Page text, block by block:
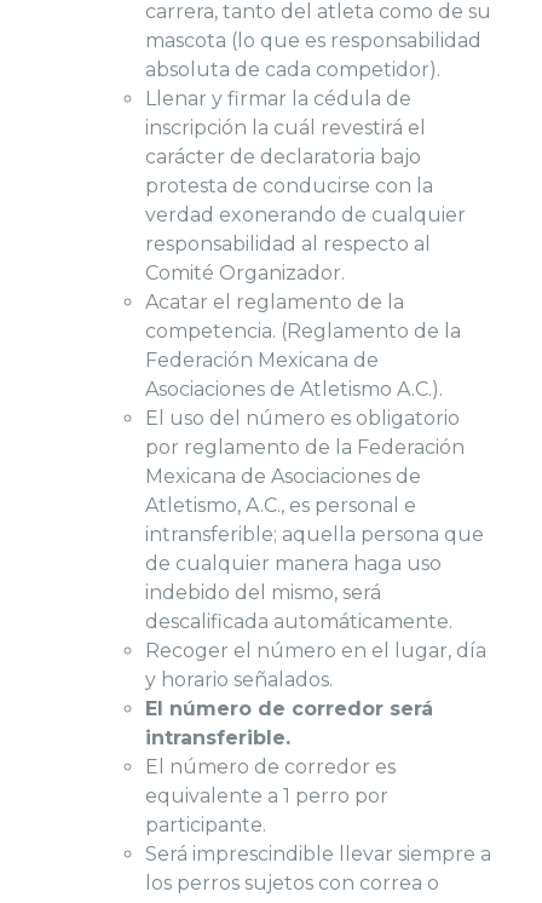
carrera, tanto del atleta como de su
mascota (lo que es responsabilidad
absoluta de cada competidor).
Llenar y firmar la cédula de
inscripción la cuál revestirá el
carácter de declaratoria bajo
protesta de conducirse con la
verdad exonerando de cualquier
responsabilidad al respecto al
Comité Organizador.
Acatar el reglamento de la
competencia. (Reglamento de la
Federación Mexicana de
Asociaciones de Atletismo A.C.).
El uso del número es obligatorio
por reglamento de la Federación
Mexicana de Asociaciones de
Atletismo, A.C., es personal e
intransferible; aquella persona que
de cualquier manera haga uso
indebido del mismo, será
descalificada automáticamente.
Recoger el número en el lugar, día
y horario señalados.
El número de corredor será
intransferible.
El número de corredor es
equivalente a 1 perro por
participante.
Será imprescindible llevar siempre a
los perros sujetos con correa o